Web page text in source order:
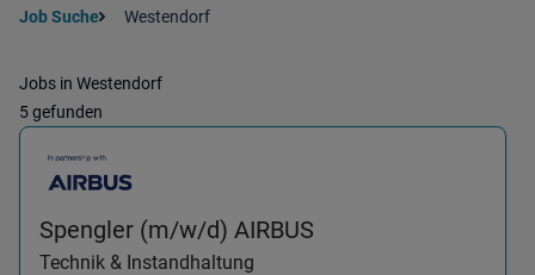
Job Suche Westendorf
Jobs in Westendorf
5 gefunden
Spengler (m/w/d) AIRBUS
Technik & Instandhaltung